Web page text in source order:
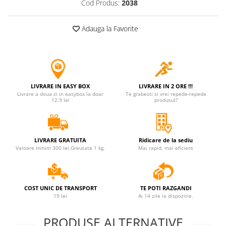
Plusuri roblox, rainbow friend
Instrumente muzicale de jucarie
Gaming, Carti & Birotica
Costume Halloween copii
Costume spiderman
ACCESORII & DIVERSE
Accesorii decorative
Echipamente petrecere
Jocuri de sah si table
Produse si dispozitive ajutatoare
Cod Produs: 2038
Adauga la Favorite
LIVRARE IN EASY BOX
Livrare a doua zi in easybox la doar
12.9 lei
LIVRARE IN 2 ORE !!!
Te grabesti si vrei repede-repede
produsul?
LIVRARE GRATUITA
Valoare minim 300 lei.Greutate 1 kg.
Ridicare de la sediu
Mai rapid, mai eficient
COST UNIC DE TRANSPORT
19 lei
TE POTI RAZGANDI
Ai 14 zile la dispozitie.
PRODUSE ALTERNATIVE